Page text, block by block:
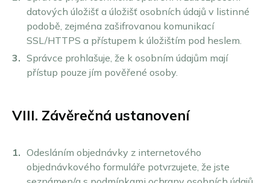
datových úložišť a úložišť osobních údajů v listinné
podobě, zejména zašifrovanou komunikací
SSL/HTTPS a přístupem k úložištím pod heslem.
Správce prohlašuje, že k osobním údajům mají
přístup pouze jím pověřené osoby.
VIII. Závěrečná ustanovení
Odesláním objednávky z internetového
objednávkového formuláře potvrzujete, že jste